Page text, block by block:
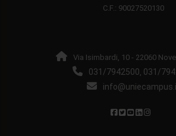
C.F.: 90027520130
Via Isimbardi, 10 - 22060
031/7942500, 031/